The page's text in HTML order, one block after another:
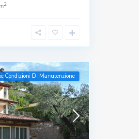
2
Condizioni Di Manutenzione